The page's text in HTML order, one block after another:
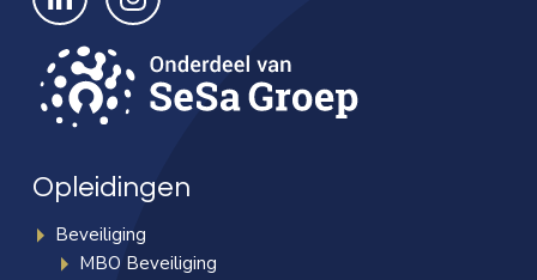
Opleidingen
Beveiliging
MBO Beveiliging